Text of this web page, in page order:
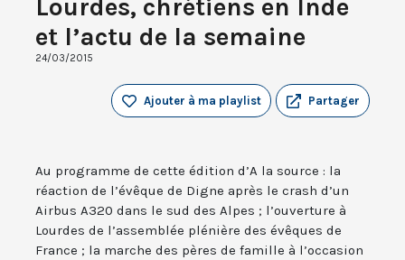
Lourdes, chrétiens en Inde
et l’actu de la semaine
24/03/2015
Partager
Ajouter à ma playlist
Au programme de cette édition d’A la source : la
réaction de l’évêque de Digne après le crash d’un
Airbus A320 dans le sud des Alpes ; l’ouverture à
Lourdes de l’assemblée plénière des évêques de
France ; la marche des pères de famille à l’occasion